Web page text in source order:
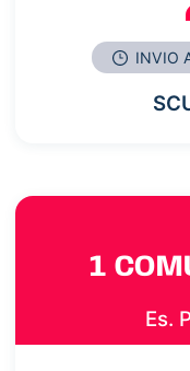
INVIO
1
Es.